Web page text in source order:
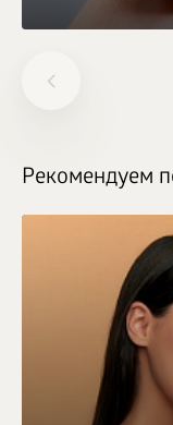
Рекомендуем